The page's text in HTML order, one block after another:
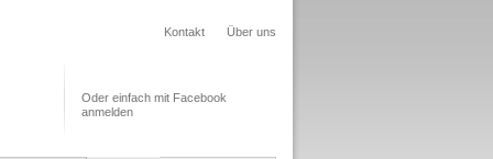
Kontakt Über uns
Oder einfach mit Facebook
anmelden